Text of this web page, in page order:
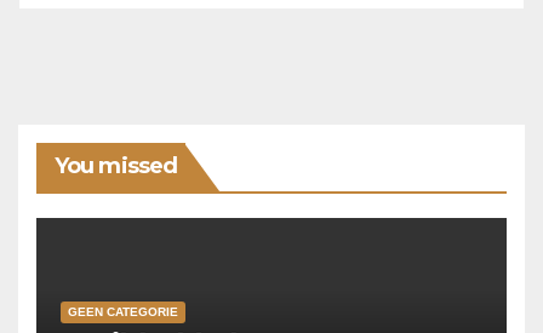
You missed
GEEN CATEGORIE